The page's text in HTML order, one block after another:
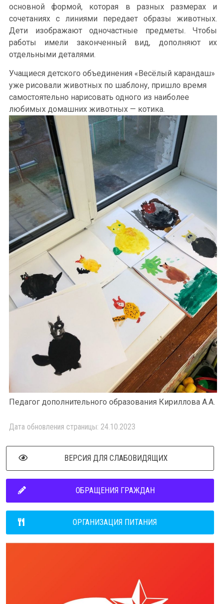
основной формой, которая в разных размерах и
сочетаниях с линиями передает образы животных.
Дети изображают одночастные предметы. Чтобы
работы имели законченный вид, дополняют их
отдельными деталями.
Учащиеся детского объединения «Весёлый карандаш»
уже рисовали животных по шаблону, пришло время
самостоятельно нарисовать одного из наиболее
любимых домашних животных — котика.
Педагог дополнительного образования Кириллова А.А.
Дата обновления страницы: 24.10.2023
ВЕРСИЯ ДЛЯ СЛАБОВИДЯЩИХ
ОБРАЩЕНИЯ ГРАЖДАН
ОРГАНИЗАЦИЯ ПИТАНИЯ